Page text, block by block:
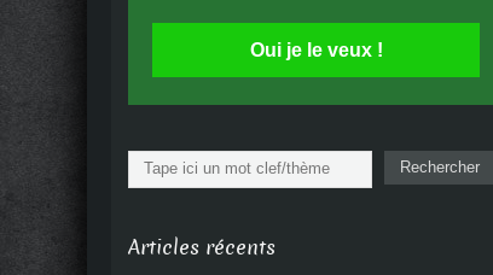
Oui je le veux !
Rechercher Rechercher
Articles récents